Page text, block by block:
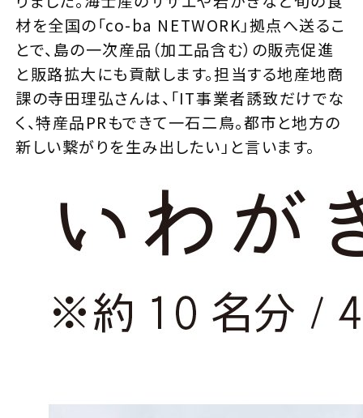
材を全国の「co-ba NETWORK」拠点へ送るこ
とで、島の一次産品（加工品含む）の販売促進
と販路拡大にも貢献します。担当する地産地商
課の寺田理弘さんは、「IT事業者誘致だけでな
く、特産品PRもできて一石二鳥。都市と地方の
新しい繋がりを生み出したい」と言います。